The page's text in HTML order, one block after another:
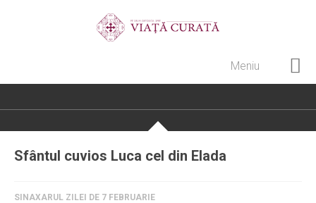
Meniu
Pateric Atonit
Cenaclu creștin
Sfântul cuvios Luca cel din Elada
SINAXARUL ZILEI DE 7 FEBRUARIE